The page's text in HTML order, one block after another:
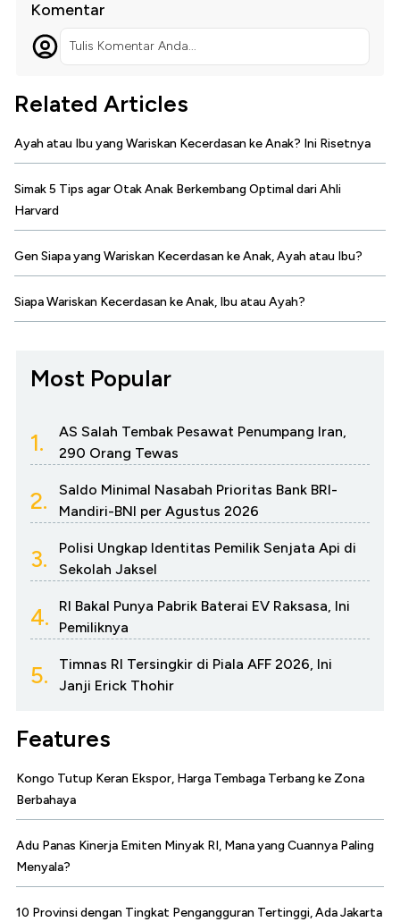
Komentar
Tulis Komentar Anda...
Related Articles
Ayah atau Ibu yang Wariskan Kecerdasan ke Anak? Ini Risetnya
Simak 5 Tips agar Otak Anak Berkembang Optimal dari Ahli
Harvard
Gen Siapa yang Wariskan Kecerdasan ke Anak, Ayah atau Ibu?
Siapa Wariskan Kecerdasan ke Anak, Ibu atau Ayah?
Most Popular
1.
AS Salah Tembak Pesawat Penumpang Iran,
290 Orang Tewas
2.
Saldo Minimal Nasabah Prioritas Bank BRI-
Mandiri-BNI per Agustus 2026
3.
Polisi Ungkap Identitas Pemilik Senjata Api di
Sekolah Jaksel
4.
RI Bakal Punya Pabrik Baterai EV Raksasa, Ini
Pemiliknya
5.
Timnas RI Tersingkir di Piala AFF 2026, Ini
Janji Erick Thohir
Features
Kongo Tutup Keran Ekspor, Harga Tembaga Terbang ke Zona
Berbahaya
Adu Panas Kinerja Emiten Minyak RI, Mana yang Cuannya Paling
Menyala?
10 Provinsi dengan Tingkat Pengangguran Tertinggi, Ada Jakarta